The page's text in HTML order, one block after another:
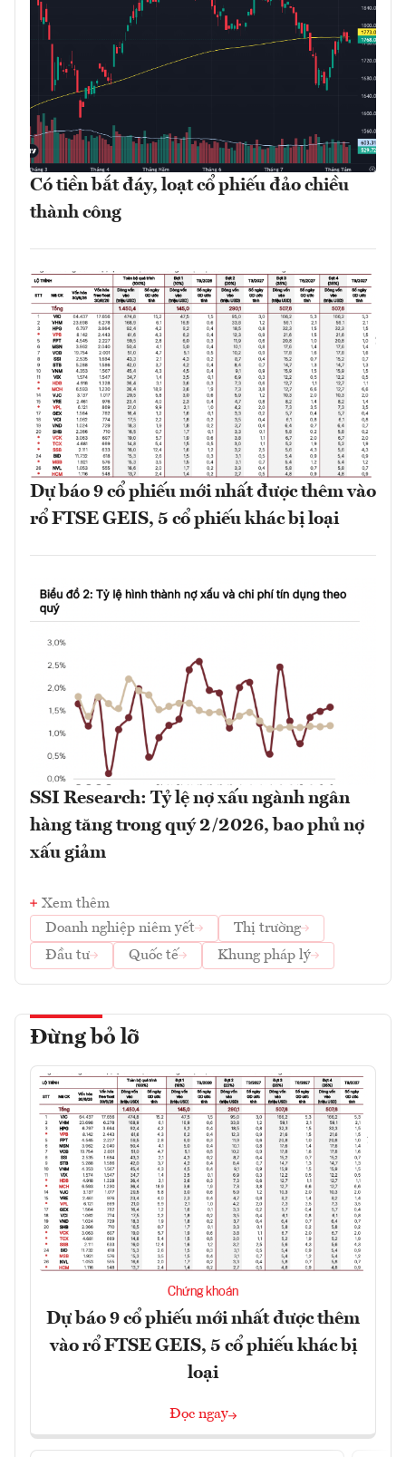
Có tiền bắt đáy, loạt cổ phiếu đảo chiều
thành công
Dự báo 9 cổ phiếu mới nhất được thêm vào
rổ FTSE GEIS, 5 cổ phiếu khác bị loại
SSI Research: Tỷ lệ nợ xấu ngành ngân
hàng tăng trong quý 2/2026, bao phủ nợ
xấu giảm
Xem thêm
Doanh nghiệp niêm yết
Thị trường
Đầu tư
Quốc tế Khung pháp lý
Đừng bỏ lỡ
Chứng khoán
Dự báo 9 cổ phiếu mới nhất được thêm
vào rổ FTSE GEIS, 5 cổ phiếu khác bị
loại
Đọc ngay